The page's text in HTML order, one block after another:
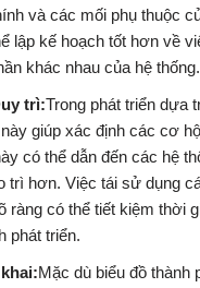
và các mối phụ thuộc
lập kế hoạch tốt hơn về
khác nhau của hệ thống.
trì:Trong phát triển dựa
giúp xác định các cơ
có thể dẫn đến các hệ
trì hơn. Việc tái sử dụng
ràng có thể tiết kiệm thời
phát triển.
Mặc dù biểu đồ thành